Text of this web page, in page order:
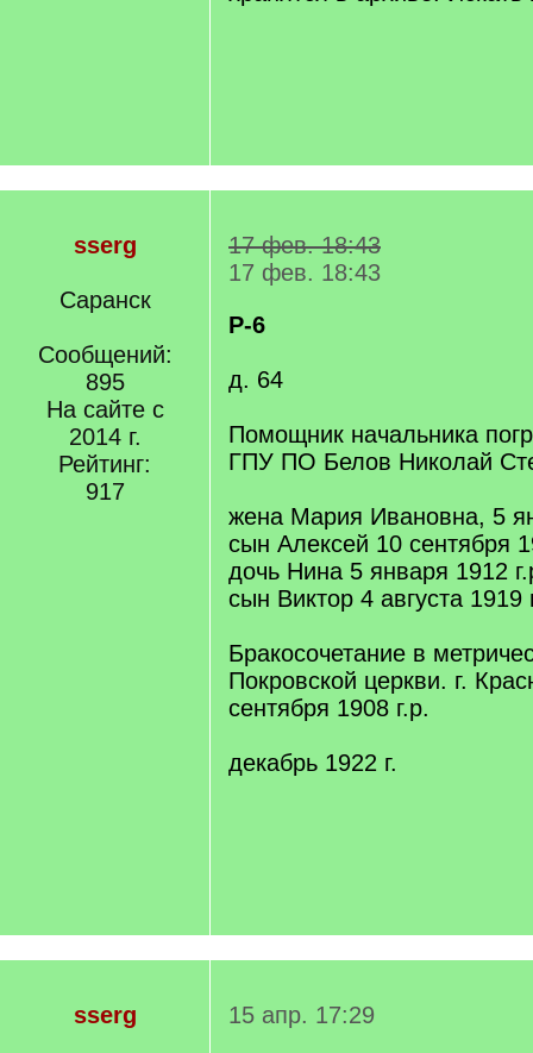
sserg
Саранск
Сообщений:
895
На сайте с
2014 г.
Рейтинг:
917
17 фев. 18:43
17 фев. 18:43
Р-6
д. 64
Помощник начальника
ГПУ ПО Белов Николай
жена Мария Ивановна, 5
сын Алексей 10 сентября
дочь Нина 5 января 1912
сын Виктор 4 августа 1919
Бракосочетание в
Покровской церкви. г.
сентября 1908 г.р.
декабрь 1922 г.
sserg
15 апр. 17:29